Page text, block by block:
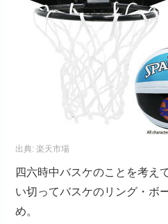
出典:楽天市場
四六時中バスケのことを考え
い切ってバスケのリング・ボ
め。